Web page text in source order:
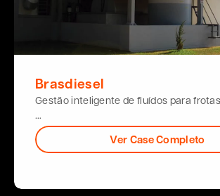
Brasdiesel
Gestão inteligente de fluídos para
…
Ver Case Completo